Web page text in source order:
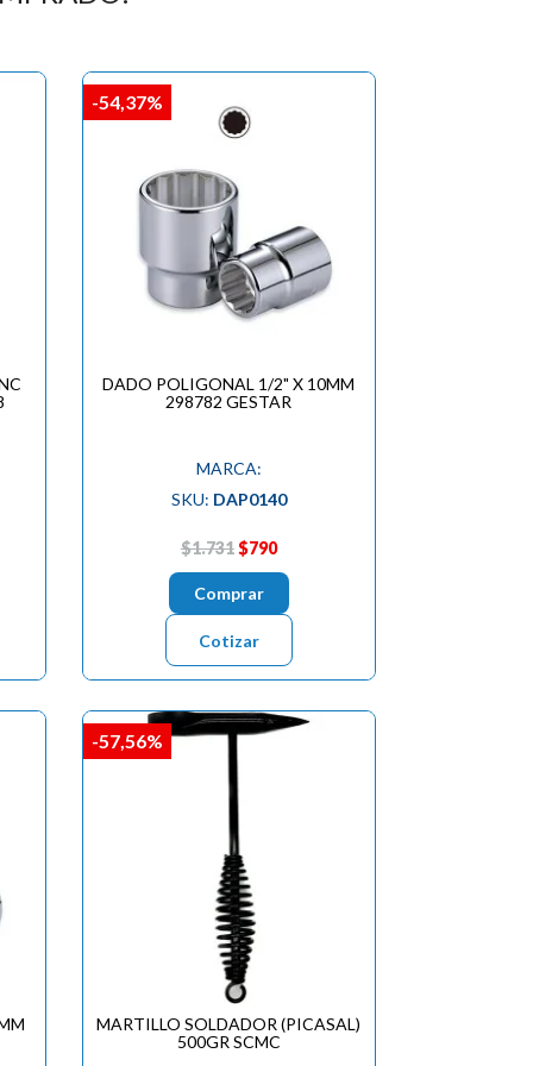
DADO POLIGONAL 1/2" X 10MM
298782 GESTAR
MARCA:
SKU: DAP0140
$1.731$790
Comprar
Cotizar
-54,37%
MARTILLO SOLDADOR (PICASAL)
500GR SCMC
-57,56%